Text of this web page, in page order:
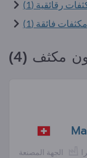
رقائقية (1)
مكثفات فائقة (1)
مكثف (4)
الجهة المصنعة